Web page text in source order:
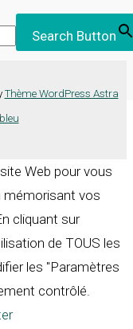
Search Button
Thème WordPress Astra
Web pour vous
mémorisant vos
cliquant sur
de TOUS les
les "Paramètres
contrôlé.